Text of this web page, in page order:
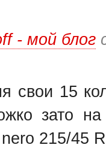
- мой блог
свои 15
зато
215/45